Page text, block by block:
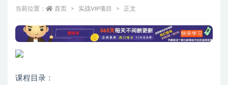
当前位置： 首页 实战VIP项目 正文
课程目录：